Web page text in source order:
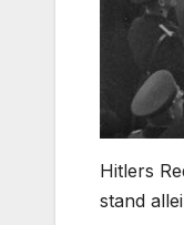
Hitlers
stand